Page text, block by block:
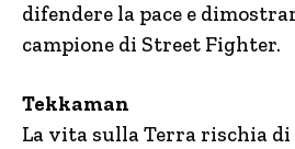
difendere la pace e
campione di Street Fighter.
Tekkaman
La vita sulla Terra rischia